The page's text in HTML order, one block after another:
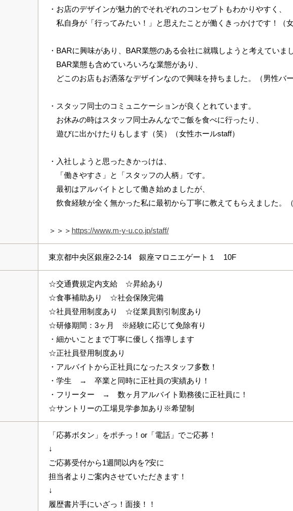
・お店のデザインが魅力的でそれぞれのコンセプトもわかりやすく、
私自身が「行ってみたい！」と思えたことが働くきっかけです！（女
・BARに興味があり、BAR業態のある会社に就職しようと考えていまし
BAR業態も含めていろいろな業態があり、
どこのお店もお洒落なデザインなので興味を持ちました。（男性バー
・スタッフ同士のコミュニケーションが良くとれています。
お休みの時はスタッフ同士みんなでご飯を食べに行ったり、
遊びに出かけたりもします（笑）（女性ホールstaff）
・入社しようと思ったきかっけは、
「働きやすさ」と「スタッフの人柄」です。
最初はアルバイトとして働き始めましたが、
飲食経験が全く無かった私に最初から丁寧に教えてもらえました。（
＞＞＞ https://www.m-y-u.co.jp/staff/
東京都中央区銀座2-2-14 銀座マロニエゲート１ 10F
☆交通費規定内支給 ☆昇給あり
☆食事補助あり ☆社会保険完備
☆社員登用制度あり ☆従業員割引制度あり
☆研修期間：3ヶ月 ※経験に応じて免除有り
・細かいことまで丁寧に優しく指導します
☆正社員登用制度あり
・アルバイトから正社員になったスタッフ多数！
・学生 → 卒業と同時に正社員の実績あり！
・フリーター → 数ヶ月アルバイト勤務後に正社員に！
☆サントリーの工場見学参加あり※希望制
「応募ボタン」をポチっ！or「電話」でご応募！
↓
ご応募受付から1週間以内を?安に
担当者よりご案内させていただきます！
↓
履歴書片手にいざっ！面接！！